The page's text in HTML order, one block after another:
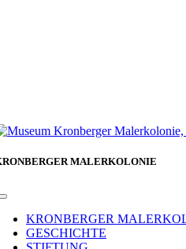
MALERKOLONIE
Toggle
NavigationKRONBERGER
GESCHICHTE